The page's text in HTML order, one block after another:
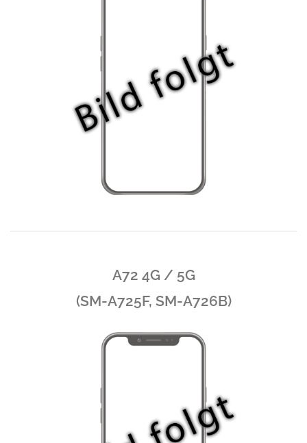
A72 4G / 5G
(SM-A725F, SM-A726B)